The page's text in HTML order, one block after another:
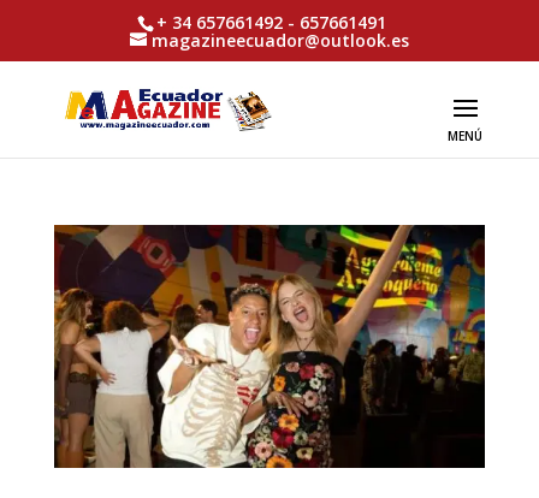
+ 34 657661492 - 657661491
magazineecuador@outlook.es